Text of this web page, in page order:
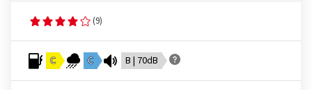
(9)
C C B | 70dB